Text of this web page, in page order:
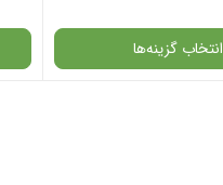
انتخاب گزینه‌ها